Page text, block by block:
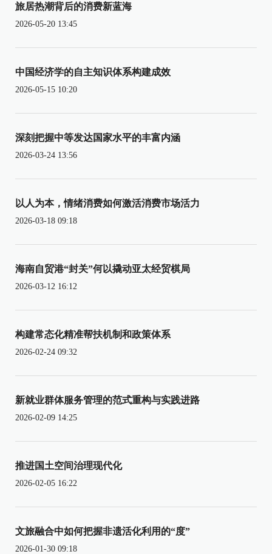
旅居热潮背后的消费新蓝海
2026-05-20 13:45
中国经济学的自主知识体系构建成效
2026-05-15 10:20
深刻把握中等发达国家水平的丰富内涵
2026-03-24 13:56
以人为本，情绪消费如何激活消费市场活力
2026-03-18 09:18
海南自贸港“封关”何以撬动亚太经贸棋局
2026-03-12 16:12
构建常态化精准帮扶机制和政策体系
2026-02-24 09:32
新就业群体服务管理的范式重构与实践进路
2026-02-09 14:25
推进国土空间治理现代化
2026-02-05 16:22
文旅融合中如何把握非遗活化利用的“度”
2026-01-30 09:18